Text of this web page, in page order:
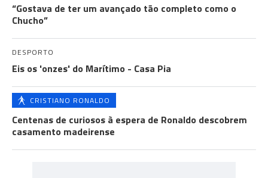
“Gostava de ter um avançado tão completo como o
Chucho”
DESPORTO
Eis os 'onzes' do Marítimo - Casa Pia
CRISTIANO RONALDO
Centenas de curiosos à espera de Ronaldo descobrem
casamento madeirense